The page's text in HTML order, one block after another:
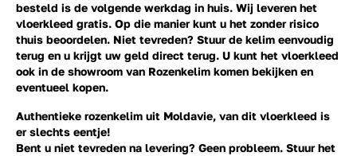
Authentieke rozenkelim uit Moldavie, van dit vloerkleed is
er slechts eentje!
Bent u niet tevreden na levering? Geen probleem. Stuur het
besteld is de volgende werkdag in huis. Wij leveren het
vloerkleed gratis. Op die manier kunt u het zonder risico
thuis beoordelen. Niet tevreden? Stuur de kelim eenvoudig
terug en u krijgt uw geld direct terug. U kunt het vloerkleed
ook in de showroom van Rozenkelim komen bekijken en
eventueel kopen.